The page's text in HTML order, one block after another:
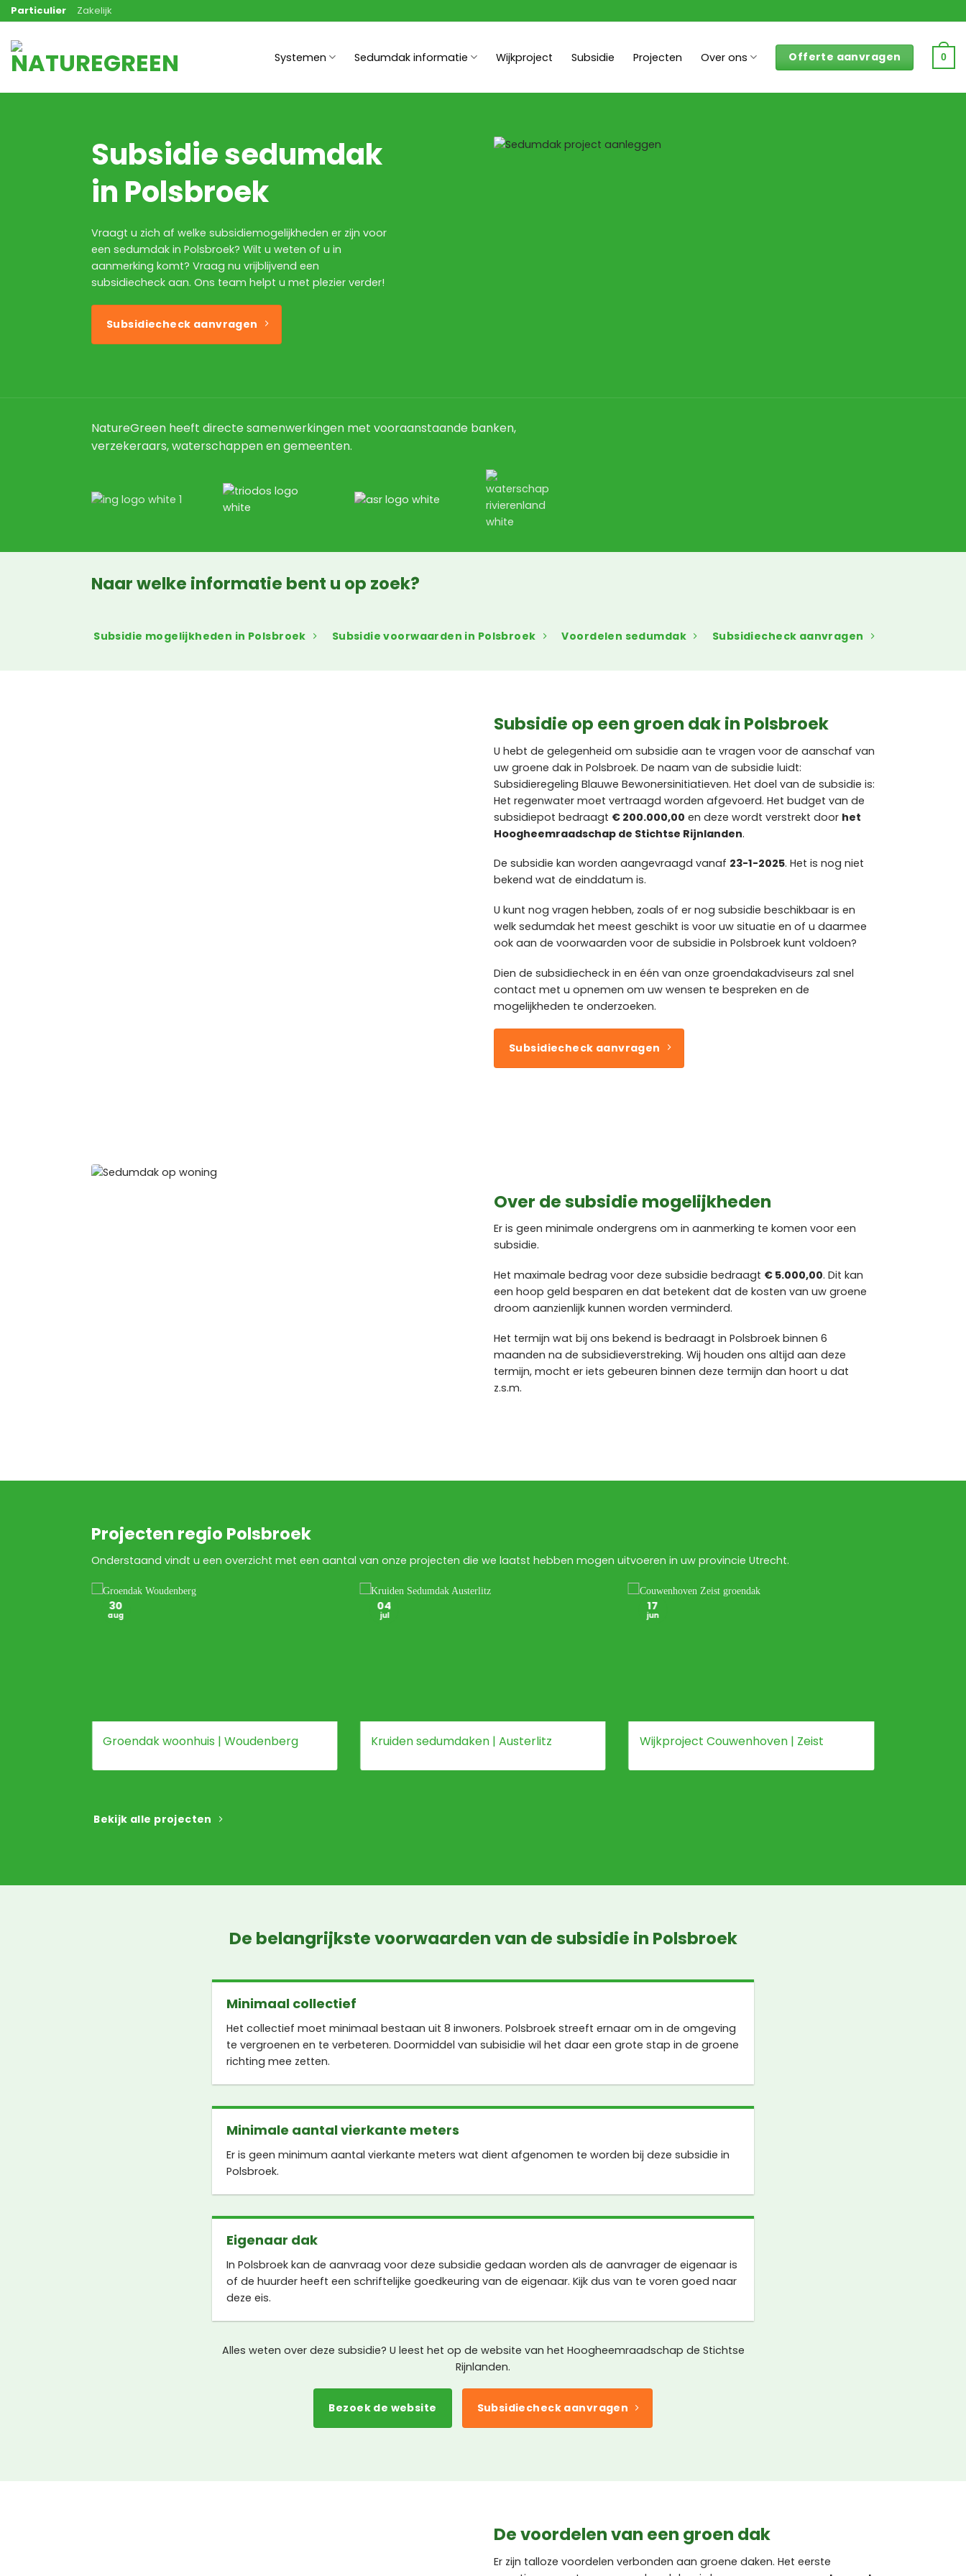
Ga
naar
inhoud
Particulier Zakelijk
Systemen Sedumdak informatie Wijkproject Subsidie Projecten Over ons Offerte aanvragen 0
Subsidie sedumdak
in Polsbroek
Vraagt u zich af welke subsidiemogelijkheden er zijn voor
een sedumdak in Polsbroek? Wilt u weten of u in
aanmerking komt? Vraag nu vrijblijvend een
subsidiecheck aan. Ons team helpt u met plezier verder!
Subsidiecheck aanvragen
NatureGreen heeft directe samenwerkingen met vooraanstaande banken,
verzekeraars, waterschappen en gemeenten.
Naar welke informatie bent u op zoek?
Subsidie mogelijkheden in Polsbroek Subsidie voorwaarden in Polsbroek Voordelen sedumdak Subsidiecheck aanvragen
Subsidie op een groen dak in Polsbroek
U hebt de gelegenheid om subsidie aan te vragen voor de aanschaf van
uw groene dak in Polsbroek. De naam van de subsidie luidt:
Subsidieregeling Blauwe Bewonersinitiatieven. Het doel van de subsidie is:
Het regenwater moet vertraagd worden afgevoerd. Het budget van de
subsidiepot bedraagt € 200.000,00 en deze wordt verstrekt door het
Hoogheemraadschap de Stichtse Rijnlanden.
De subsidie kan worden aangevraagd vanaf 23-1-2025. Het is nog niet
bekend wat de einddatum is.
U kunt nog vragen hebben, zoals of er nog subsidie beschikbaar is en
welk sedumdak het meest geschikt is voor uw situatie en of u daarmee
ook aan de voorwaarden voor de subsidie in Polsbroek kunt voldoen?
Dien de subsidiecheck in en één van onze groendakadviseurs zal snel
contact met u opnemen om uw wensen te bespreken en de
mogelijkheden te onderzoeken.
Subsidiecheck aanvragen
Over de subsidie mogelijkheden
Er is geen minimale ondergrens om in aanmerking te komen voor een
subsidie.
Het maximale bedrag voor deze subsidie bedraagt € 5.000,00. Dit kan
een hoop geld besparen en dat betekent dat de kosten van uw groene
droom aanzienlijk kunnen worden verminderd.
Het termijn wat bij ons bekend is bedraagt in Polsbroek binnen 6
maanden na de subsidieverstreking. Wij houden ons altijd aan deze
termijn, mocht er iets gebeuren binnen deze termijn dan hoort u dat
z.s.m.
Projecten regio Polsbroek
Onderstaand vindt u een overzicht met een aantal van onze projecten die we laatst hebben mogen uitvoeren in uw provincie Utrecht.
Groendak woonhuis | Woudenberg
30
aug
Kruiden sedumdaken | Austerlitz
04
jul
Wijkproject Couwenhoven | Zeist
17
jun
Bekijk alle projecten
De belangrijkste voorwaarden van de subsidie in Polsbroek
Minimaal collectief
Het collectief moet minimaal bestaan uit 8 inwoners. Polsbroek streeft ernaar om in de omgeving
te vergroenen en te verbeteren. Doormiddel van subisidie wil het daar een grote stap in de groene
richting mee zetten.
Minimale aantal vierkante meters
Er is geen minimum aantal vierkante meters wat dient afgenomen te worden bij deze subsidie in
Polsbroek.
Eigenaar dak
In Polsbroek kan de aanvraag voor deze subsidie gedaan worden als de aanvrager de eigenaar is
of de huurder heeft een schriftelijke goedkeuring van de eigenaar. Kijk dus van te voren goed naar
deze eis.
Alles weten over deze subsidie? U leest het op de website van het Hoogheemraadschap de Stichtse
Rijnlanden.
Bezoek de website Subsidiecheck aanvragen
De voordelen van een groen dak
Er zijn talloze voordelen verbonden aan groene daken. Het eerste